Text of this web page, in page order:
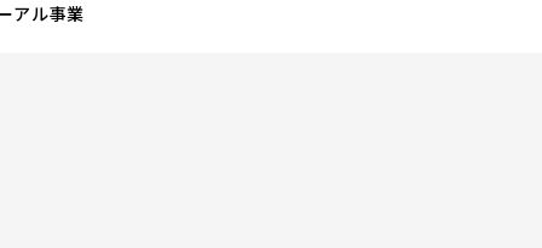
アル事業